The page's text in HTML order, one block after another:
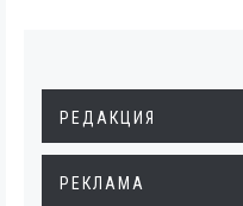
РЕДАКЦИЯ
РЕКЛАМА